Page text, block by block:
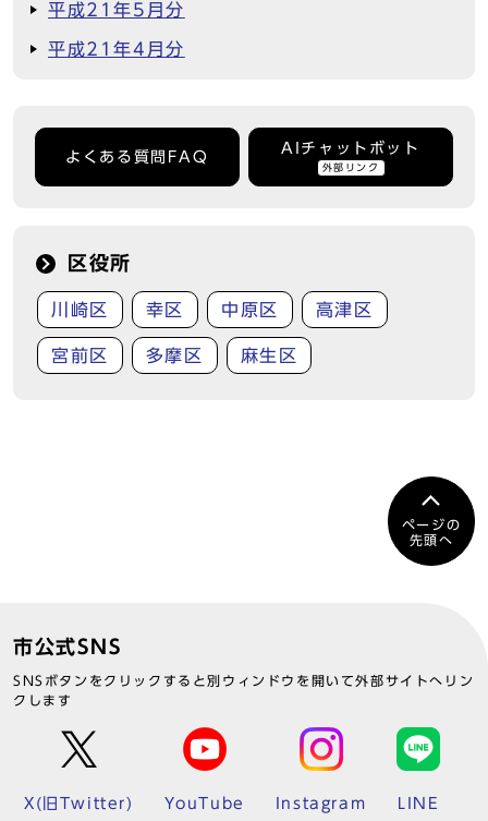
平成21年5月分
平成21年4月分
よくある質問FAQ
AIチャットボット
外部リンク
区役所
川崎区 幸区 中原区 高津区
宮前区 多摩区 麻生区
ページの
先頭へ
市公式SNS
SNSボタンをクリックすると別ウィンドウを開いて外部サイトへリン
クします
X(旧Twitter) YouTube Instagram LINE